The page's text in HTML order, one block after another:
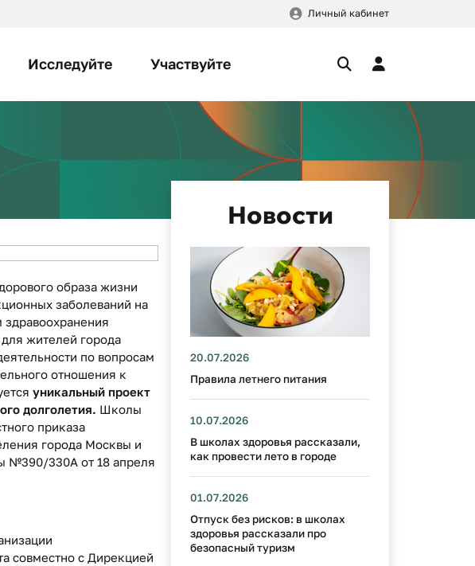
Личный кабинет
Исследуйте Участвуйте
образа жизни
заболеваний на
жителей города
по вопросам
отношения к
уникальный проект
долголетия. Школы
приказа
города Москвы и
№390/330А от 18 апреля
совместно с Дирекцией
Новости
20.07.2026
Правила летнего питания
10.07.2026
В школах здоровья рассказали,
как провести лето в городе
01.07.2026
Отпуск без рисков: в школах
здоровья рассказали про
безопасный туризм